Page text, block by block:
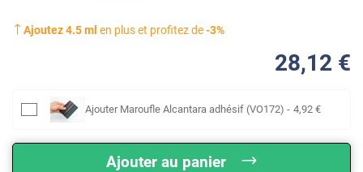
Ajoutez4.5ml en plus et profitez de-3%
28,12 €
Ajouter Maroufle Alcantara adhésif (VO172) - 4,92 €
Ajouter au panier